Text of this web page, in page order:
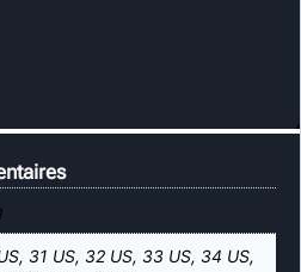
31 US, 32 US, 33 US, 34 US,